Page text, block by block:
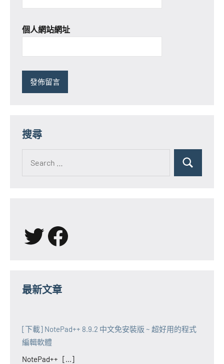
個人網站網址
搜尋
for:
Search
X Facebook
最新文章
[下載] NotePad++ 8.9.2 中文免安裝版 ~ 超好用的程式
編輯軟體
NotePad++ [...]